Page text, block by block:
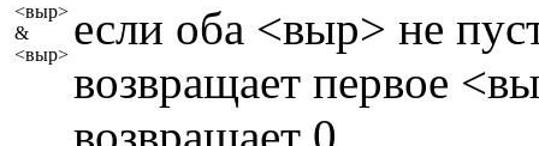
<выр>
&
<выр>
если оба <выр> не
возвращает первое